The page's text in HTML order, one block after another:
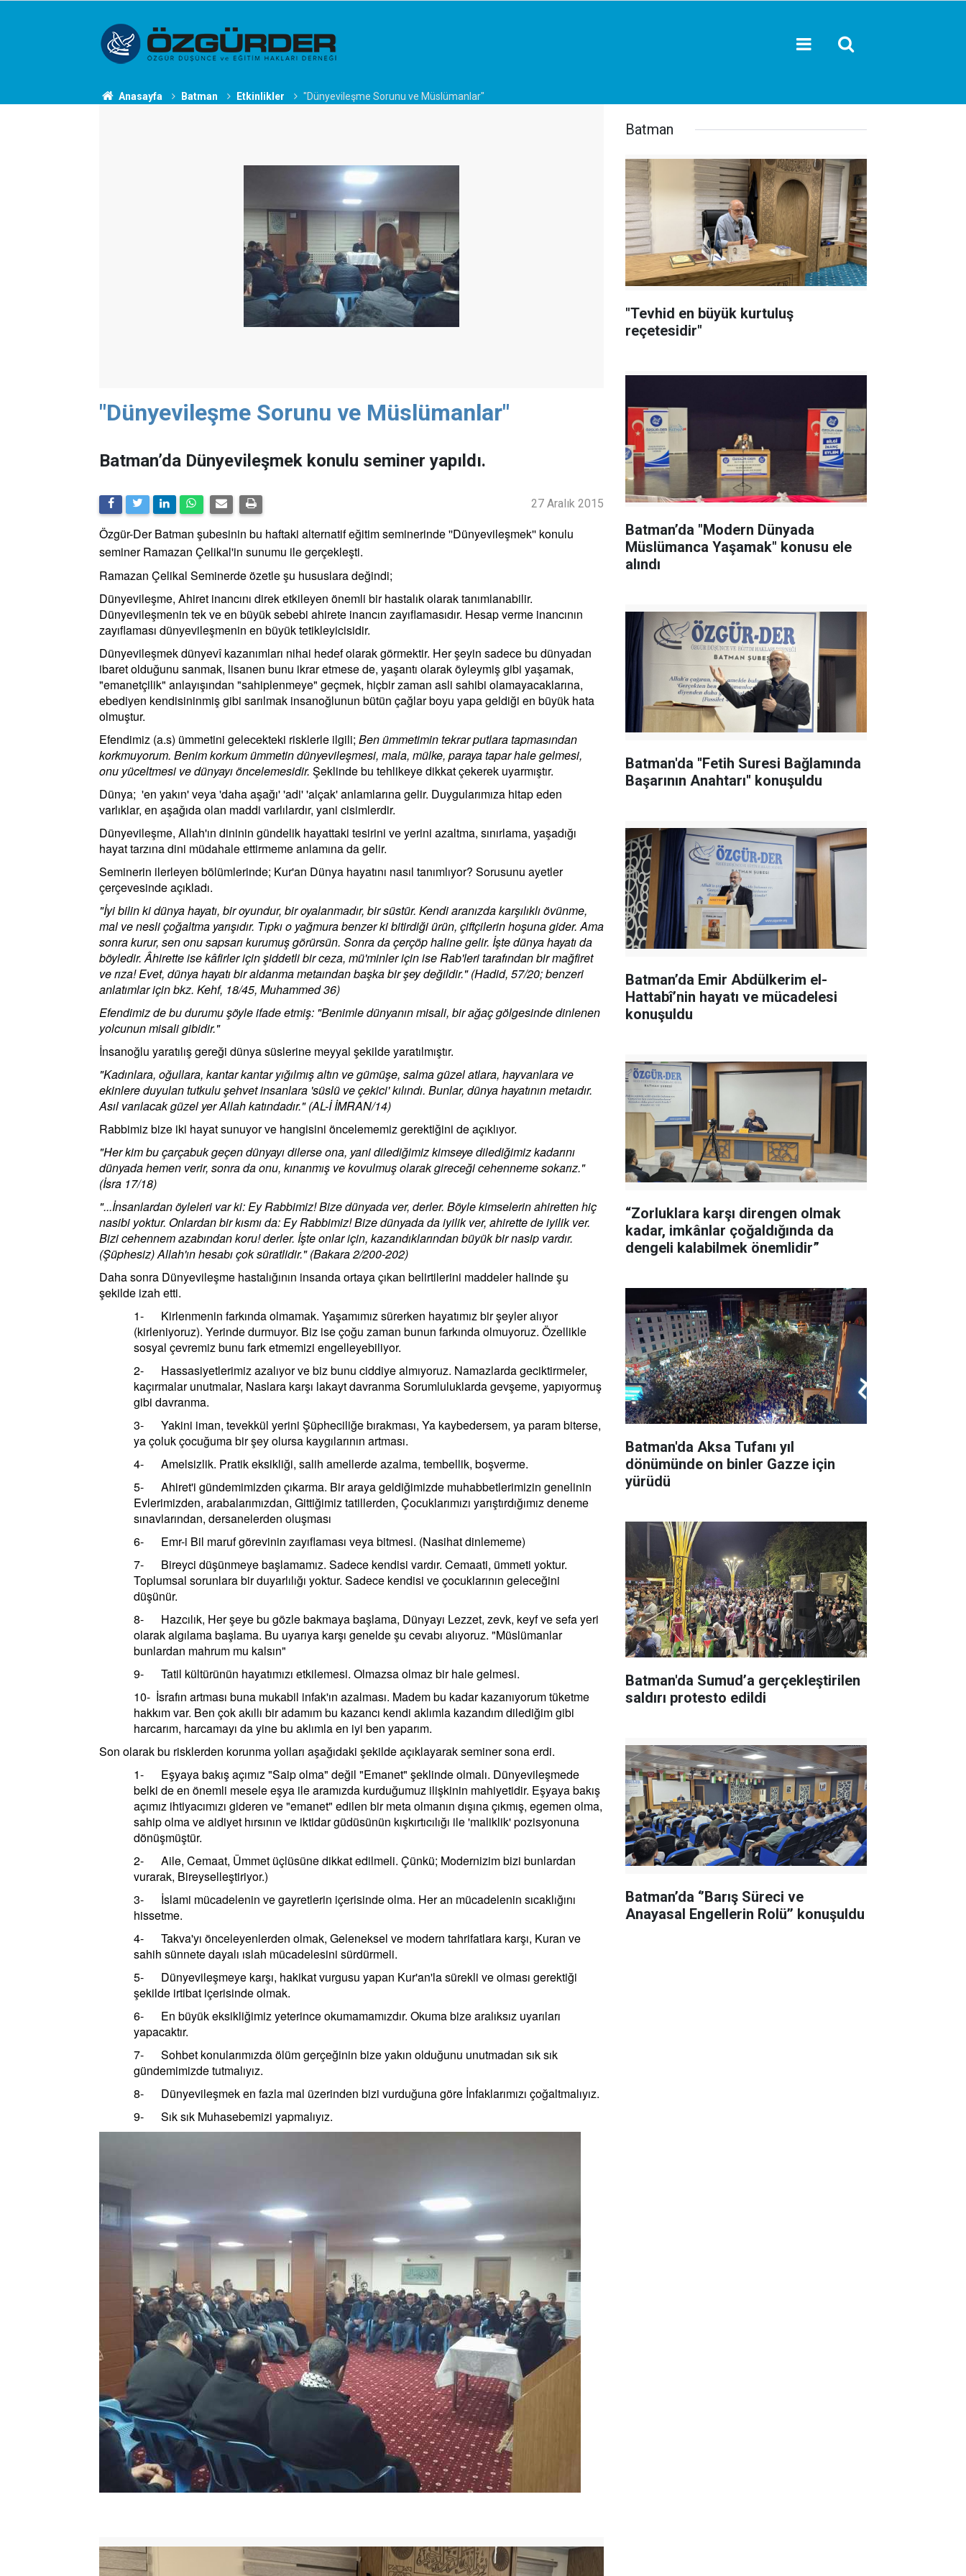
Anasayfa Batman Etkinlikler "Dünyevileşme Sorunu ve Müslümanlar"
"Dünyevileşme Sorunu ve Müslümanlar"
Batman’da Dünyevileşmek konulu seminer yapıldı.
27 Aralık 2015
Özgür-Der Batman şubesinin bu haftaki alternatif eğitim seminerinde ''Dünyevileşmek'' konulu
seminer Ramazan Çelikal'in sunumu ile gerçekleşti.
Ramazan Çelikal Seminerde özetle şu hususlara değindi;
Dünyevileşme, Ahiret inancını direk etkileyen önemli bir hastalık olarak tanımlanabilir.
Dünyevileşmenin tek ve en büyük sebebi ahirete inancın zayıflamasıdır. Hesap verme inancının
zayıflaması dünyevileşmenin en büyük tetikleyicisidir.
Dünyevileşmek dünyevî kazanımları nihai hedef olarak görmektir. Her şeyin sadece bu dünyadan
ibaret olduğunu sanmak, lisanen bunu ikrar etmese de, yaşantı olarak öyleymiş gibi yaşamak,
"emanetçilik" anlayışından "sahiplenmeye" geçmek, hiçbir zaman asli sahibi olamayacaklarına,
ebediyen kendisininmiş gibi sarılmak insanoğlunun bütün çağlar boyu yapa geldiği en büyük hata
olmuştur.
Efendimiz (a.s) ümmetini gelecekteki risklerle ilgili; Ben ümmetimin tekrar putlara tapmasından
korkmuyorum. Benim korkum ümmetin dünyevileşmesi, mala, mülke, paraya tapar hale gelmesi,
onu yüceltmesi ve dünyayı öncelemesidir. Şeklinde bu tehlikeye dikkat çekerek uyarmıştır.
Dünya; 'en yakın' veya 'daha aşağı' 'adi' 'alçak' anlamlarına gelir. Duygularımıza hitap eden
varlıklar, en aşağıda olan maddi varlılardır, yani cisimlerdir.
Dünyevileşme, Allah'ın dininin gündelik hayattaki tesirini ve yerini azaltma, sınırlama, yaşadığı
hayat tarzına dini müdahale ettirmeme anlamına da gelir.
Seminerin ilerleyen bölümlerinde; Kur'an Dünya hayatını nasıl tanımlıyor? Sorusunu ayetler
çerçevesinde açıkladı.
"İyi bilin ki dünya hayatı, bir oyundur, bir oyalanmadır, bir süstür. Kendi aranızda karşılıklı övünme,
mal ve nesli çoğaltma yarışıdır. Tıpkı o yağmura benzer ki bitirdiği ürün, çiftçilerin hoşuna gider. Ama
sonra kurur, sen onu sapsarı kurumuş görürsün. Sonra da çerçöp haline gelir. İşte dünya hayatı da
böyledir. Âhirette ise kâfirler için şiddetli bir ceza, mü'minler için ise Rab'leri tarafından bir mağfiret
ve rıza! Evet, dünya hayatı bir aldanma metaından başka bir şey değildir." (Hadid, 57/20; benzeri
anlatımlar için bkz. Kehf, 18/45, Muhammed 36)
Efendimiz de bu durumu şöyle ifade etmiş: "Benimle dünyanın misali, bir ağaç gölgesinde dinlenen
yolcunun misali gibidir."
İnsanoğlu yaratılış gereği dünya süslerine meyyal şekilde yaratılmıştır.
"Kadınlara, oğullara, kantar kantar yığılmış altın ve gümüşe, salma güzel atlara, hayvanlara ve
ekinlere duyulan tutkulu şehvet insanlara 'süslü ve çekici' kılındı. Bunlar, dünya hayatının metaıdır.
Asıl varılacak güzel yer Allah katındadır." (AL-İ İMRAN/14)
Rabbimiz bize iki hayat sunuyor ve hangisini öncelememiz gerektiğini de açıklıyor.
"Her kim bu çarçabuk geçen dünyayı dilerse ona, yani dilediğimiz kimseye dilediğimiz kadarını
dünyada hemen verir, sonra da onu, kınanmış ve kovulmuş olarak gireceği cehenneme sokarız."
(İsra 17/18)
"...İnsanlardan öyleleri var ki: Ey Rabbimiz! Bize dünyada ver, derler. Böyle kimselerin ahiretten hiç
nasibi yoktur. Onlardan bir kısmı da: Ey Rabbimiz! Bize dünyada da iyilik ver, ahirette de iyilik ver.
Bizi cehennem azabından koru! derler. İşte onlar için, kazandıklarından büyük bir nasip vardır.
(Şüphesiz) Allah'ın hesabı çok süratlidir." (Bakara 2/200-202)
Daha sonra Dünyevileşme hastalığının insanda ortaya çıkan belirtilerini maddeler halinde şu
şekilde izah etti.
1- Kirlenmenin farkında olmamak. Yaşamımız sürerken hayatımız bir şeyler alıyor
(kirleniyoruz). Yerinde durmuyor. Biz ise çoğu zaman bunun farkında olmuyoruz. Özellikle
sosyal çevremiz bunu fark etmemizi engelleyebiliyor.
2- Hassasiyetlerimiz azalıyor ve biz bunu ciddiye almıyoruz. Namazlarda geciktirmeler,
kaçırmalar unutmalar, Naslara karşı lakayt davranma Sorumluluklarda gevşeme, yapıyormuş
gibi davranma.
3- Yakini iman, tevekkül yerini Şüpheciliğe bırakması, Ya kaybedersem, ya param biterse,
ya çoluk çocuğuma bir şey olursa kaygılarının artması.
4- Amelsizlik. Pratik eksikliği, salih amellerde azalma, tembellik, boşverme.
5- Ahiret'i gündemimizden çıkarma. Bir araya geldiğimizde muhabbetlerimizin genelinin
Evlerimizden, arabalarımızdan, Gittiğimiz tatillerden, Çocuklarımızı yarıştırdığımız deneme
sınavlarından, dersanelerden oluşması
6- Emr-i Bil maruf görevinin zayıflaması veya bitmesi. (Nasihat dinlememe)
7- Bireyci düşünmeye başlamamız. Sadece kendisi vardır. Cemaati, ümmeti yoktur.
Toplumsal sorunlara bir duyarlılığı yoktur. Sadece kendisi ve çocuklarının geleceğini
düşünür.
8- Hazcılık, Her şeye bu gözle bakmaya başlama, Dünyayı Lezzet, zevk, keyf ve sefa yeri
olarak algılama başlama. Bu uyarıya karşı genelde şu cevabı alıyoruz. "Müslümanlar
bunlardan mahrum mu kalsın"
9- Tatil kültürünün hayatımızı etkilemesi. Olmazsa olmaz bir hale gelmesi.
10- İsrafın artması buna mukabil infak'ın azalması. Madem bu kadar kazanıyorum tüketme
hakkım var. Ben çok akıllı bir adamım bu kazancı kendi aklımla kazandım dilediğim gibi
harcarım, harcamayı da yine bu aklımla en iyi ben yaparım.
Son olarak bu risklerden korunma yolları aşağıdaki şekilde açıklayarak seminer sona erdi.
1- Eşyaya bakış açımız "Saip olma" değil "Emanet" şeklinde olmalı. Dünyevileşmede
belki de en önemli mesele eşya ile aramızda kurduğumuz ilişkinin mahiyetidir. Eşyaya bakış
açımız ihtiyacımızı gideren ve "emanet" edilen bir meta olmanın dışına çıkmış, egemen olma,
sahip olma ve aidiyet hırsının ve iktidar güdüsünün kışkırtıcılığı ile 'maliklik' pozisyonuna
dönüşmüştür.
2- Aile, Cemaat, Ümmet üçlüsüne dikkat edilmeli. Çünkü; Modernizim bizi bunlardan
vurarak, Bireyselleştiriyor.)
3- İslami mücadelenin ve gayretlerin içerisinde olma. Her an mücadelenin sıcaklığını
hissetme.
4- Takva'yı önceleyenlerden olmak, Geleneksel ve modern tahrifatlara karşı, Kuran ve
sahih sünnete dayalı ıslah mücadelesini sürdürmeli.
5- Dünyevileşmeye karşı, hakikat vurgusu yapan Kur'an'la sürekli ve olması gerektiği
şekilde irtibat içerisinde olmak.
6- En büyük eksikliğimiz yeterince okumamamızdır. Okuma bize aralıksız uyarıları
yapacaktır.
7- Sohbet konularımızda ölüm gerçeğinin bize yakın olduğunu unutmadan sık sık
gündemimizde tutmalıyız.
8- Dünyevileşmek en fazla mal üzerinden bizi vurduğuna göre İnfaklarımızı çoğaltmalıyız.
9- Sık sık Muhasebemizi yapmalıyız.
Batman
"Tevhid en büyük kurtuluş
reçetesidir"
Batman’da "Modern Dünyada
Müslümanca Yaşamak" konusu ele
alındı
Batman'da ''Fetih Suresi Bağlamında
Başarının Anahtarı'' konuşuldu
Batman’da Emir Abdülkerim el-
Hattabî’nin hayatı ve mücadelesi
konuşuldu
“Zorluklara karşı direngen olmak
kadar, imkânlar çoğaldığında da
dengeli kalabilmek önemlidir”
Batman'da Aksa Tufanı yıl
dönümünde on binler Gazze için
yürüdü
Batman'da Sumud’a gerçekleştirilen
saldırı protesto edildi
Batman’da ‘’Barış Süreci ve
Anayasal Engellerin Rolü’’ konuşuldu